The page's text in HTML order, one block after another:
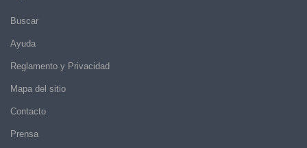
Buscar
Ayuda
Reglamento y Privacidad
Mapa del sitio
Contacto
Prensa